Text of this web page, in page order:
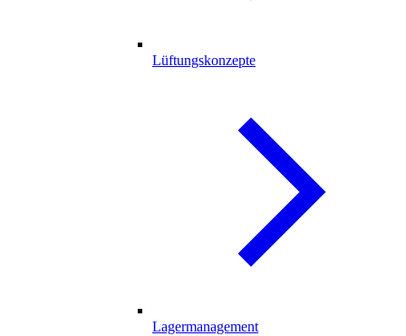
Lüftungskonzepte
Lagermanagement